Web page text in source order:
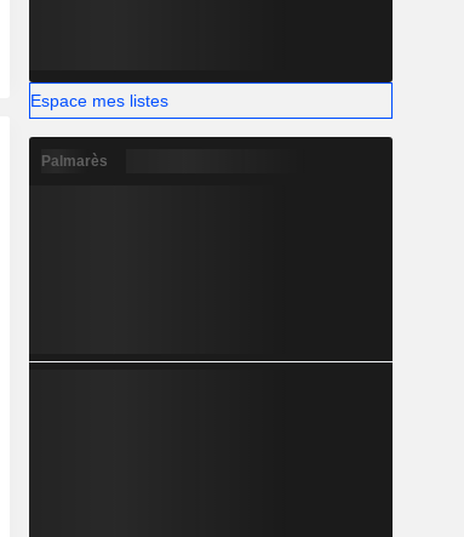
Espace mes listes
Palmarès